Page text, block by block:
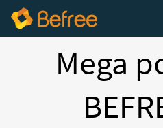
Mega